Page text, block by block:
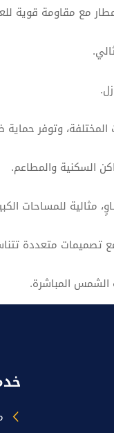
مع مقاومة قوية
وتوفر حماية
السكنية والمطاعم.
للمساحات
تصميمات متعددة
الشمس المباشرة.